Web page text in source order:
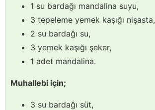
1 su bardağı mandalina suyu,
3 tepeleme yemek kaşığı nişasta,
2 su bardağı su,
3 yemek kaşığı şeker,
1 adet mandalina.
Muhallebi için;
3 su bardağı süt,